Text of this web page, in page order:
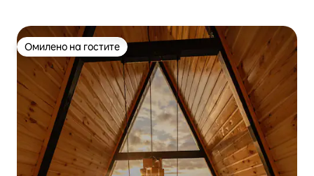
Омилено на гостите
Омилено на гостите